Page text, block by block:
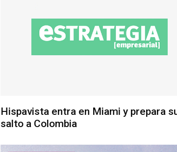
Hispavista entra en Miami y prepara
salto a Colombia